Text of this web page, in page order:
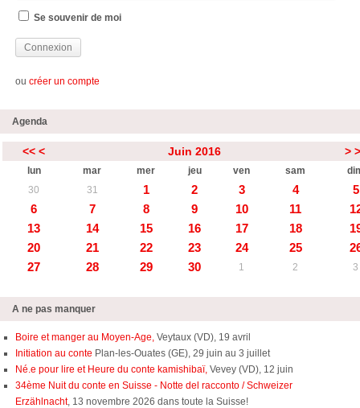
Se souvenir de moi
ou créer un compte
Agenda
<< < Juin 2016 >
lun mar mer jeu ven sam
30
31 1 2 3 4
5
6
7 8 9 10 11
13
14 15 16 17 18
20
21 22 23 24 25
27
28 29 30 1 2 3
A ne pas manquer
Boire et manger au Moyen-Age, Veytaux (VD), 19 avril
Initiation au conte Plan-les-Ouates (GE), 29 juin au 3 juillet
Né.e pour lire et Heure du conte kamishibaï, Vevey (VD), 12 juin
34ème Nuit du conte en Suisse - Notte del racconto / Schweizer
Erzählnacht, 13 novembre 2026 dans toute la Suisse!